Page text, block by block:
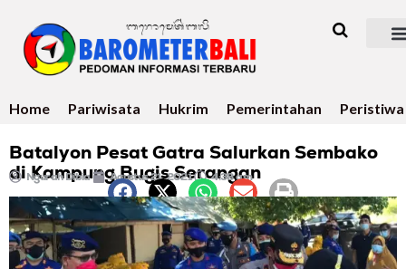
Home Pariwisata Hukrim Pemerintahan Peristiwa
Batalyon Pesat Gatra Salurkan Sembako
di Kampung Bugis Serangan
Ngurah Dibia Agustus 21, 2021 4:38 am